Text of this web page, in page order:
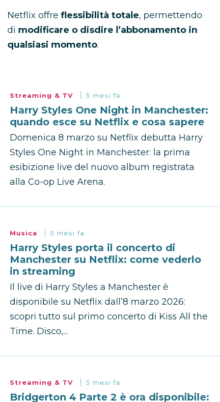
Netflix offre flessibilità totale, permettendo
di modificare o disdire l’abbonamento in
qualsiasi momento.
Streaming & TV 5 mesi fa
Harry Styles One Night in Manchester:
quando esce su Netflix e cosa sapere
Domenica 8 marzo su Netflix debutta Harry
Styles One Night in Manchester: la prima
esibizione live del nuovo album registrata
alla Co-op Live Arena.
Musica 5 mesi fa
Harry Styles porta il concerto di
Manchester su Netflix: come vederlo
in streaming
Il live di Harry Styles a Manchester è
disponibile su Netflix dall’8 marzo 2026:
scopri tutto sul primo concerto di Kiss All the
Time. Disco,...
Streaming & TV 5 mesi fa
Bridgerton 4 Parte 2 è ora disponibile: